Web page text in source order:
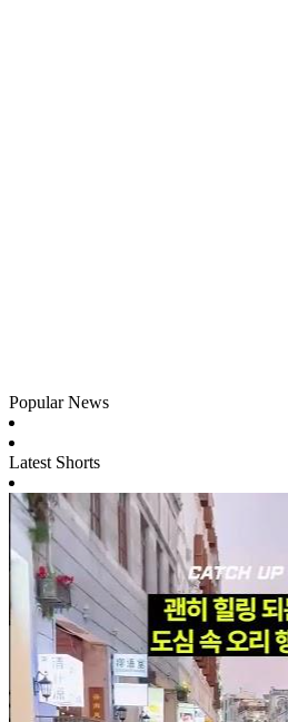
Popular News
Latest Shorts